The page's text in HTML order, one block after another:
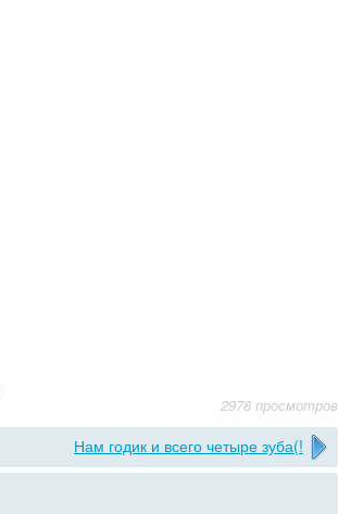
2978 просмотров
Нам годик и всего четыре зуба(!